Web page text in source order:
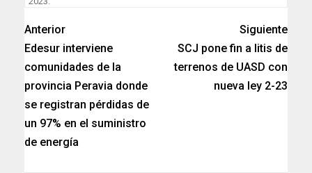
Anterior
Edesur interviene
comunidades de la
provincia Peravia donde
se registran pérdidas de
un 97% en el suministro
de energía
Siguiente
SCJ pone fin a litis de
terrenos de UASD con
nueva ley 2-23